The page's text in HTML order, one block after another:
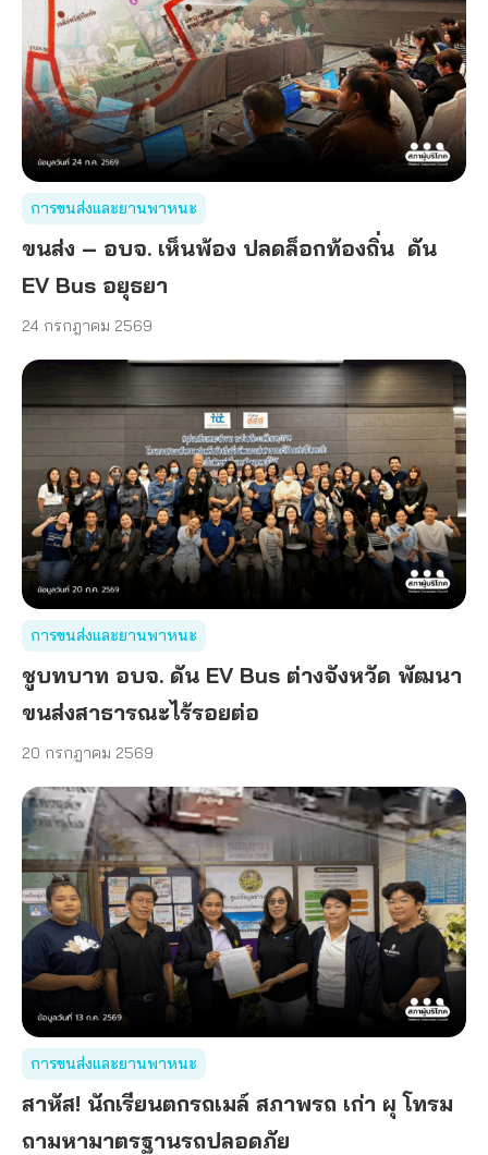
การขนส่งและยานพาหนะ
ขนส่ง – อบจ. เห็นพ้อง ปลดล็อกท้องถิ่น ดัน
EV Bus อยุธยา
24 กรกฎาคม 2569
การขนส่งและยานพาหนะ
ชูบทบาท อบจ. ดัน EV Bus ต่างจังหวัด พัฒนา
ขนส่งสาธารณะไร้รอยต่อ
20 กรกฎาคม 2569
การขนส่งและยานพาหนะ
สาหัส! นักเรียนตกรถเมล์ สภาพรถ เก่า ผุ โทรม
ถามหามาตรฐานรถปลอดภัย